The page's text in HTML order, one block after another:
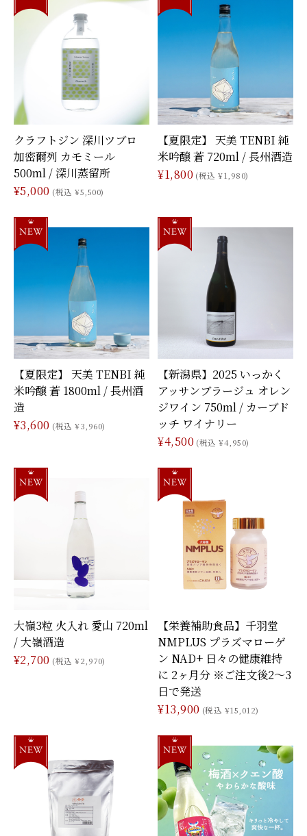
クラフトジン 深川ツブロ
加密爾列 カモミール
500ml / 深川蒸留所
¥5,000 (税込 ¥5,500)
【夏限定】 天美 TENBI 純
米吟醸 蒼 720ml / 長州酒造
¥1,800 (税込 ¥1,980)
【夏限定】 天美 TENBI 純
米吟醸 蒼 1800ml / 長州酒
造
¥3,600 (税込 ¥3,960)
【新潟県】2025 いっかく
アッサンブラージュ オレン
ジワイン 750ml / カーブド
ッチ ワイナリー
¥4,500 (税込 ¥4,950)
大嶺3粒 火入れ 愛山 720ml
/ 大嶺酒造
¥2,700 (税込 ¥2,970)
【栄養補助食品】千羽堂
NMPLUS プラズマローゲ
ン NAD+ 日々の健康維持
に 2ヶ月分 ※ご注文後2〜3
日で発送
¥13,900 (税込 ¥15,012)